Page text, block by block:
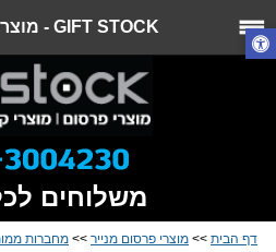
GIFT STOCK - מוצרי פרסום ומ...
משלוחים
דף הבית >> מוצרי פרסום מנייר >> מחברות